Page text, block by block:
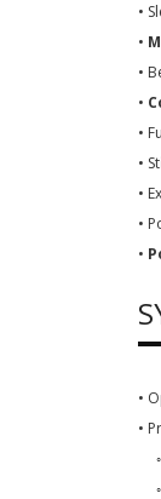
•
•
•
•
•
•
•
•
•
•
•
◦
◦